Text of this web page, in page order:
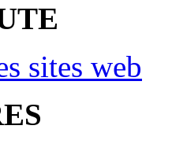
sites web